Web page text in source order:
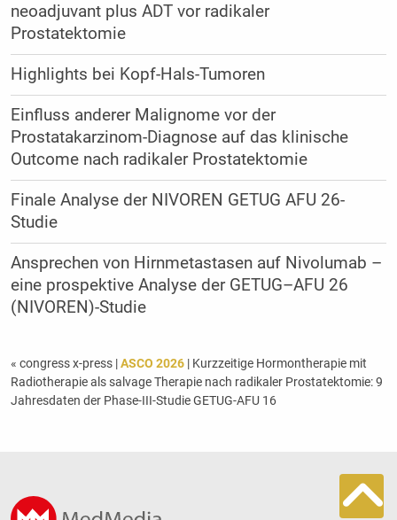
neoadjuvant plus ADT vor radikaler
Prostatektomie
Highlights bei Kopf-Hals-Tumoren
Einfluss anderer Malignome vor der
Prostatakarzinom-Diagnose auf das klinische
Outcome nach radikaler Prostatektomie
Finale Analyse der NIVOREN GETUG AFU 26-
Studie
Ansprechen von Hirnmetastasen auf Nivolumab –
eine prospektive Analyse der GETUG–AFU 26
(NIVOREN)-Studie
« congress x-press |ASCO 2026| Kurzzeitige Hormontherapie mit
Radiotherapie als salvage Therapie nach radikaler Prostatektomie: 9
Jahresdaten der Phase-III-Studie GETUG-AFU 16